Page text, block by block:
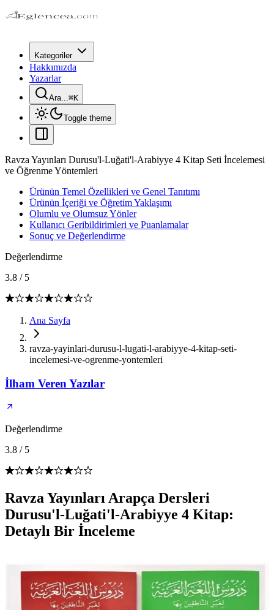
Kategoriler
Hakkımızda
Yazarlar
Ara...⌘K
Toggle theme
Ravza Yayınları Durusu'l-Luğati'l-Arabiyye 4 Kitap Seti İncelemesi
ve Öğrenme Yöntemleri
Ürünün Temel Özellikleri ve Genel Tanıtımı
Ürünün İçeriği ve Öğretim Yaklaşımı
Olumlu ve Olumsuz Yönler
Kullanıcı Geribildirimleri ve Puanlamalar
Sonuç ve Değerlendirme
Değerlendirme
3.8 / 5
Ana Sayfa
ravza-yayinlari-durusu-l-lugati-l-arabiyye-4-kitap-seti-
incelemesi-ve-ogrenme-yontemleri
İlham Veren Yazılar
Değerlendirme
3.8 / 5
Ravza Yayınları Arapça Dersleri
Durusu'l-Luğati'l-Arabiyye 4 Kitap:
Detaylı Bir İnceleme